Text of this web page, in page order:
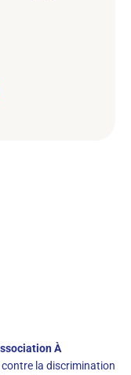
À
la discrimination